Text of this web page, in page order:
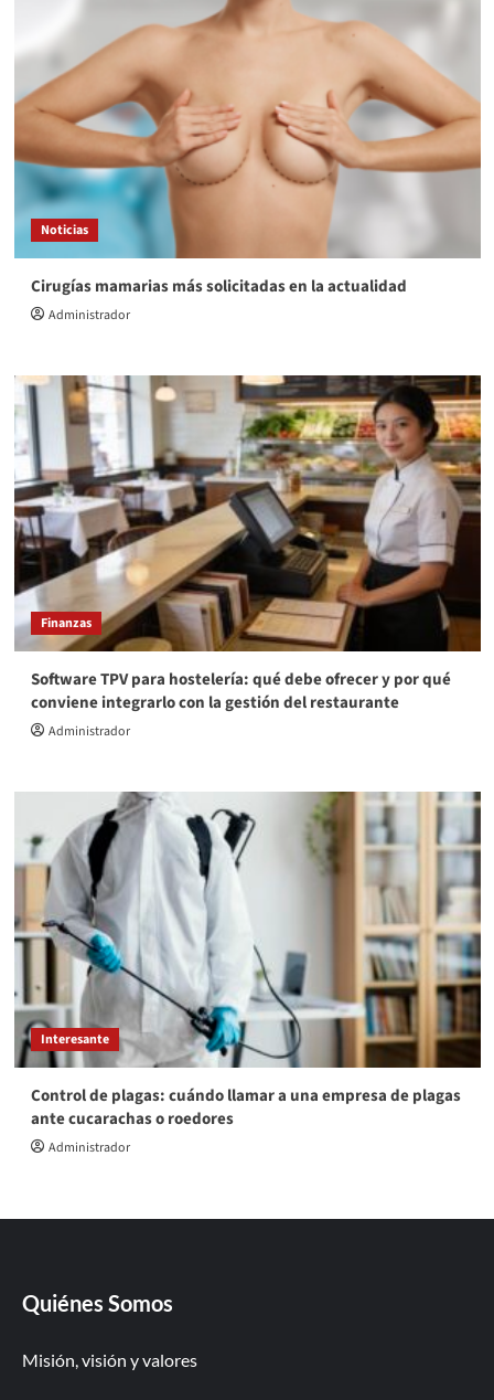
Noticias
Cirugías mamarias más solicitadas en la actualidad
Administrador
Finanzas
Software TPV para hostelería: qué debe ofrecer y por qué
conviene integrarlo con la gestión del restaurante
Administrador
Interesante
Control de plagas: cuándo llamar a una empresa de plagas
ante cucarachas o roedores
Administrador
Quiénes Somos
Misión, visión y valores